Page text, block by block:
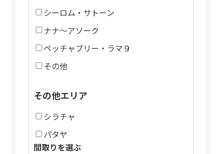
シーロム・サトーン
ナナ～アソーク
ペッチャブリー・ラマ９
その他
その他エリア
シラチャ
パタヤ
間取りを選ぶ